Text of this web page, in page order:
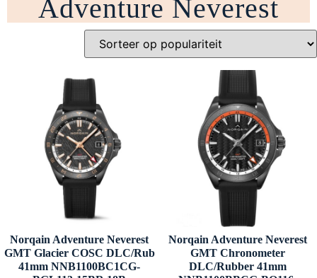
Adventure Neverest
Norqain Adventure Neverest
GMT Glacier COSC DLC/Rub
41mm NNB1100BC1CG-
Norqain Adventure Neverest
GMT Chronometer
DLC/Rubber 41mm